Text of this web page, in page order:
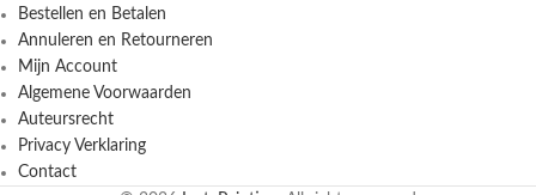
Bestellen en Betalen
Annuleren en Retourneren
Mijn Account
Algemene Voorwaarden
Auteursrecht
Privacy Verklaring
Contact